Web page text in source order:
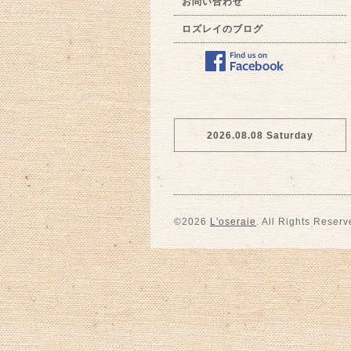
ロズレイのブログ
2026.08.08 Saturday
©2026 L'oseraie . All Rights